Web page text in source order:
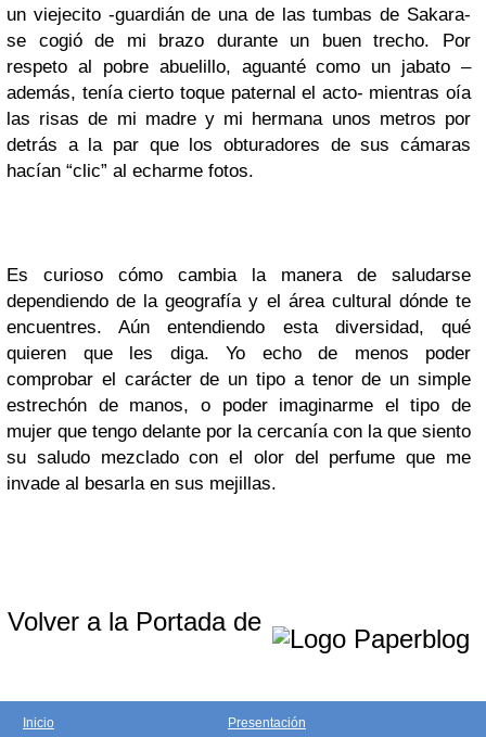
un viejecito -guardián de una de las tumbas de Sakara-
se cogió de mi brazo durante un buen trecho. Por
respeto al pobre abuelillo, aguanté como un jabato –
además, tenía cierto toque paternal el acto- mientras oía
las risas de mi madre y mi hermana unos metros por
detrás a la par que los obturadores de sus cámaras
hacían “clic” al echarme fotos.
Es curioso cómo cambia la manera de saludarse
dependiendo de la geografía y el área cultural dónde te
encuentres. Aún entendiendo esta diversidad, qué
quieren que les diga. Yo echo de menos poder
comprobar el carácter de un tipo a tenor de un simple
estrechón de manos, o poder imaginarme el tipo de
mujer que tengo delante por la cercanía con la que siento
su saludo mezclado con el olor del perfume que me
invade al besarla en sus mejillas.
Volver a la Portada de
Inicio
Presentación